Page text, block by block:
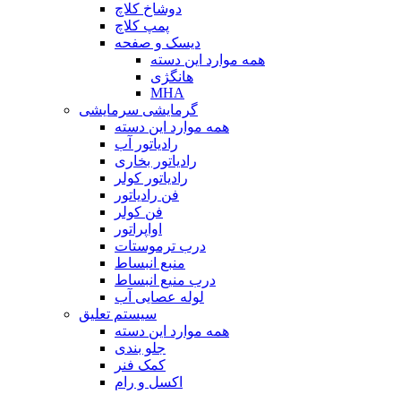
دوشاخ کلاچ
پمپ کلاچ
دیسک و صفحه
همه موارد این دسته
هانگژی
MHA
گرمایشی سرمایشی
همه موارد این دسته
رادیاتور آب
رادیاتور بخاری
رادیاتور کولر
فن رادیاتور
فن کولر
اواپراتور
درب ترموستات
منبع انبساط
درب منیع انبساط
لوله عصایی آب
سیستم تعلیق
همه موارد این دسته
جلو بندی
کمک فنر
اکسل و رام